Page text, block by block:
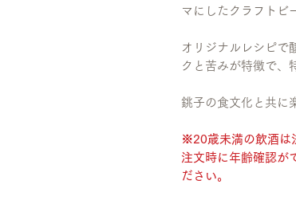
マにしたクラフトビ
オリジナルレシピで
クと苦みが特徴で、
銚子の食文化と共に
※20歳未満の飲酒は
注文時に年齢確認が
ださい。